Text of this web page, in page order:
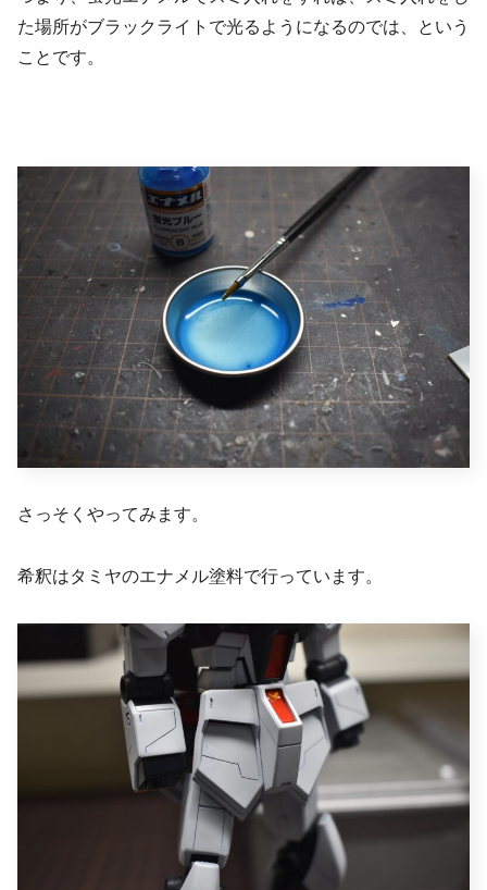
た場所がブラックライトで光るようになるのでは、という
ことです。
さっそくやってみます。
希釈はタミヤのエナメル塗料で行っています。